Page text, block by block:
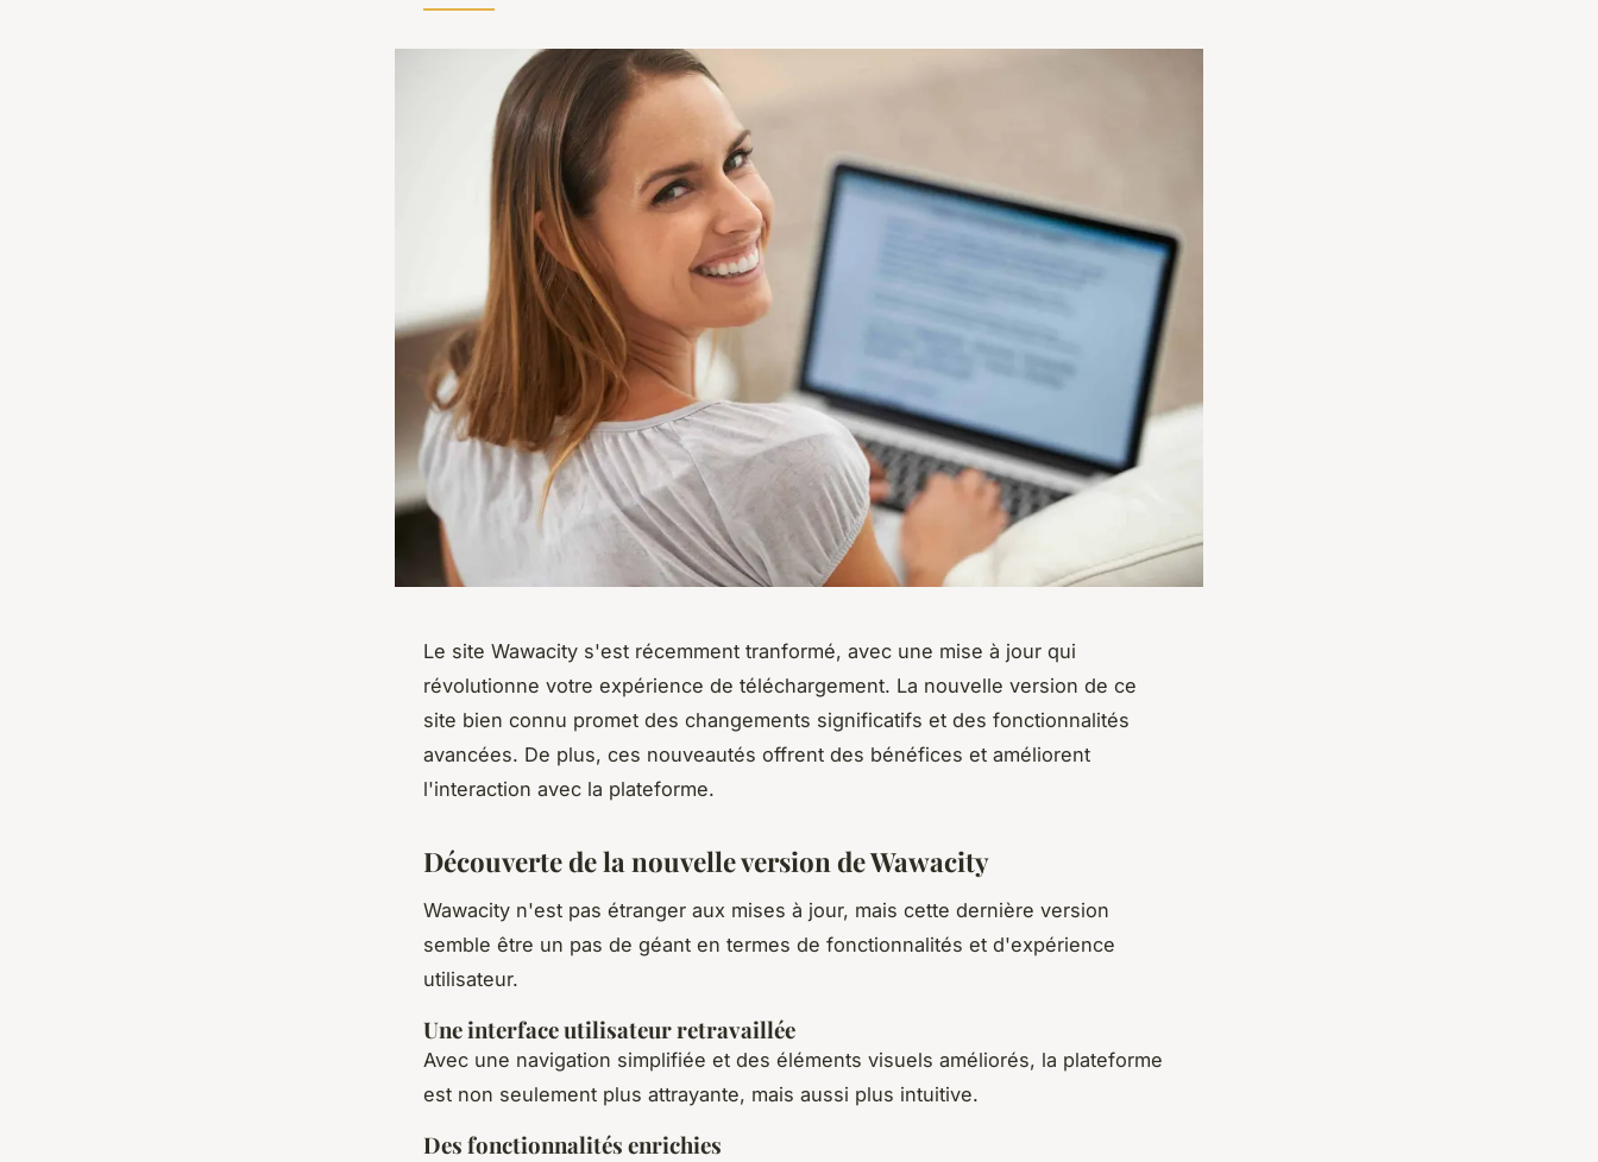
Le site Wawacity s'est récemment tranformé, avec une mise à jour qui
révolutionne votre expérience de téléchargement. La nouvelle version de ce
site bien connu promet des changements significatifs et des fonctionnalités
avancées. De plus, ces nouveautés offrent des bénéfices et améliorent
l'interaction avec la plateforme.
Découverte de la nouvelle version de Wawacity
Wawacity n'est pas étranger aux mises à jour, mais cette dernière version
semble être un pas de géant en termes de fonctionnalités et d'expérience
utilisateur.
Une interface utilisateur retravaillée
Avec une navigation simplifiée et des éléments visuels améliorés, la plateforme
est non seulement plus attrayante, mais aussi plus intuitive.
Des fonctionnalités enrichies